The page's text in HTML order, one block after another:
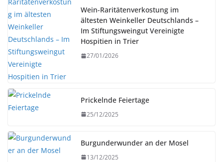
Wein-Raritätenverkostung im
ältesten Weinkeller Deutschlands –
Im Stiftungsweingut Vereinigte
Hospitien in Trier
27/01/2026
Prickelnde Feiertage
25/12/2025
Burgunderwunder an der Mosel
13/12/2025